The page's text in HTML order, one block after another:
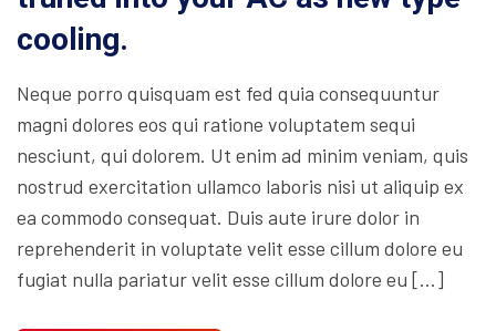
cooling.
Neque porro quisquam est fed quia consequuntur
magni dolores eos qui ratione voluptatem sequi
nesciunt, qui dolorem. Ut enim ad minim veniam, quis
nostrud exercitation ullamco laboris nisi ut aliquip ex
ea commodo consequat. Duis aute irure dolor in
reprehenderit in voluptate velit esse cillum dolore eu
fugiat nulla pariatur velit esse cillum dolore eu […]